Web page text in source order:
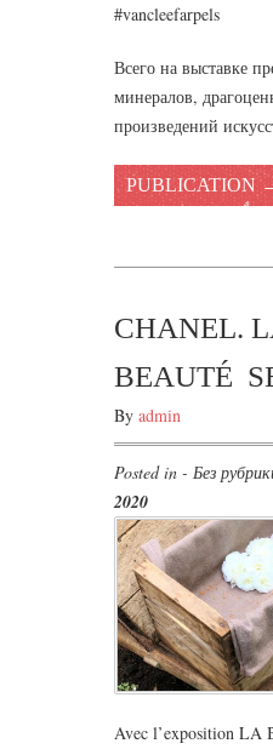
#vancleefarpels
Всего на выставке
минералов,
произведений
PUBLICATION
CHANEL.
BEAUTÉ
By admin
Posted in - Без
2020
Avec l’exposition